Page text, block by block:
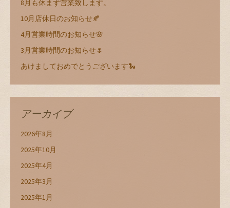
8月も休まず営業致します。
10月店休日のお知らせ🍂
4月営業時間のお知らせ🌸
3月営業時間のお知らせ🌷
あけましておめでとうございます🐍
アーカイブ
2026年8月
2025年10月
2025年4月
2025年3月
2025年1月